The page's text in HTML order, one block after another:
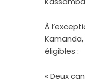
À
éligibles :
« Deux